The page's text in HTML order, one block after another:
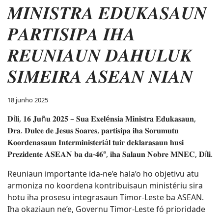
𝑴𝑰𝑵𝑰𝑺𝑻𝑹𝑨 𝑬𝑫𝑼𝑲𝑨𝑺𝑨𝑼𝑵
𝑷𝑨𝑹𝑻𝑰𝑺𝑰𝑷𝑨 𝑰𝑯𝑨
𝑹𝑬𝑼𝑵𝑰𝑨𝑼𝑵 𝑫𝑨𝑯𝑼𝑳𝑼𝑲
𝑺𝑰𝑴𝑬𝑰𝑹𝑨 𝑨𝑺𝑬𝑨𝑵 𝑵𝑰𝑨𝑵
18 junho 2025
𝐃í𝐥𝐢, 𝟏𝟔 𝐉𝐮ñ𝐮 𝟐𝟎𝟐𝟓 – 𝐒𝐮𝐚 𝐄𝐱𝐞𝐥é𝐧𝐬𝐢𝐚 𝐌𝐢𝐧𝐢𝐬𝐭𝐫𝐚 𝐄𝐝𝐮𝐤𝐚𝐬𝐚𝐮𝐧,
𝐃𝐫𝐚. 𝐃𝐮𝐥𝐜𝐞 𝐝𝐞 𝐉𝐞𝐬𝐮𝐬 𝐒𝐨𝐚𝐫𝐞𝐬, 𝐩𝐚𝐫𝐭𝐢𝐬𝐢𝐩𝐚 𝐢𝐡𝐚 𝐒𝐨𝐫𝐮𝐦𝐮𝐭𝐮
𝐊𝐨𝐨𝐫𝐝𝐞𝐧𝐚𝐬𝐚𝐮𝐧 𝐈𝐧𝐭𝐞𝐫𝐦𝐢𝐧𝐢𝐬𝐭𝐞𝐫𝐢á𝐥 𝐭𝐮𝐢𝐫 𝐝𝐞𝐤𝐥𝐚𝐫𝐚𝐬𝐚𝐮𝐧 𝐡𝐮𝐬𝐢
𝐏𝐫𝐞𝐳𝐢𝐝𝐞𝐧𝐭𝐞 𝐀𝐒𝐄𝐀𝐍 𝐛𝐚 𝐝𝐚-𝟒𝟔ª, 𝐢𝐡𝐚 𝐒𝐚𝐥𝐚𝐮𝐧 𝐍𝐨𝐛𝐫𝐞 𝐌𝐍𝐄𝐂, 𝐃í𝐥𝐢.
Reuniaun importante ida-ne’e hala’o ho objetivu atu
armoniza no koordena kontribuisaun ministériu sira
hotu iha prosesu integrasaun Timor-Leste ba ASEAN.
Iha okaziaun ne’e, Governu Timor-Leste fó prioridade